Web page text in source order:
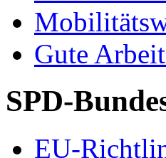
Gute
SPD-
EU-